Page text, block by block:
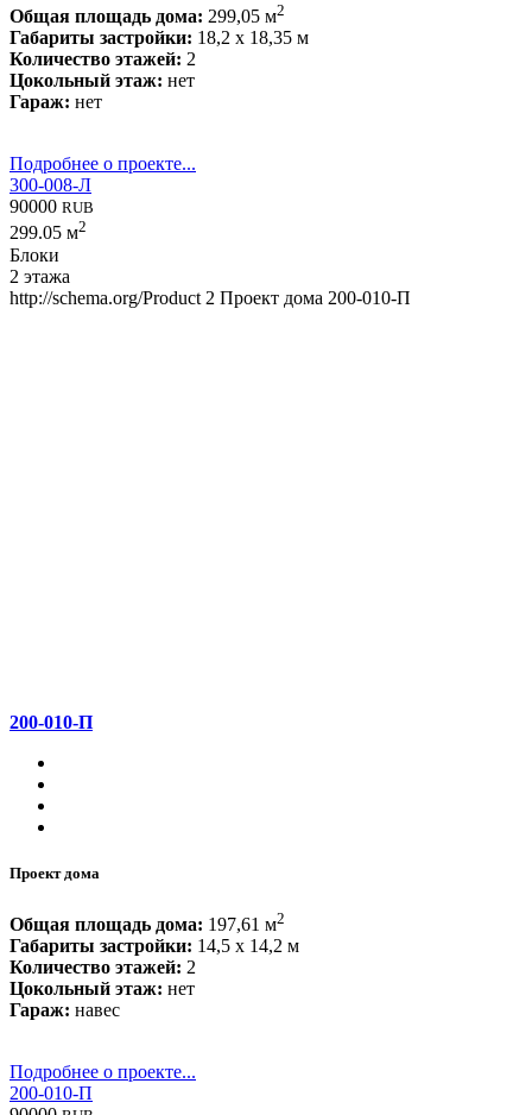
Общая площадь дома: 299,05 м2
Габариты застройки: 18,2 x 18,35 м
Количество этажей: 2
Цокольный этаж: нет
Гараж: нет
Подробнее о проекте...
300-008-Л
90000 RUB
299.05 м2
Блоки
2 этажа
http://schema.org/Product 2 Проект дома 200-010-П
200-010-П
Проект дома
Общая площадь дома: 197,61 м2
Габариты застройки: 14,5 x 14,2 м
Количество этажей: 2
Цокольный этаж: нет
Гараж: навес
Подробнее о проекте...
200-010-П